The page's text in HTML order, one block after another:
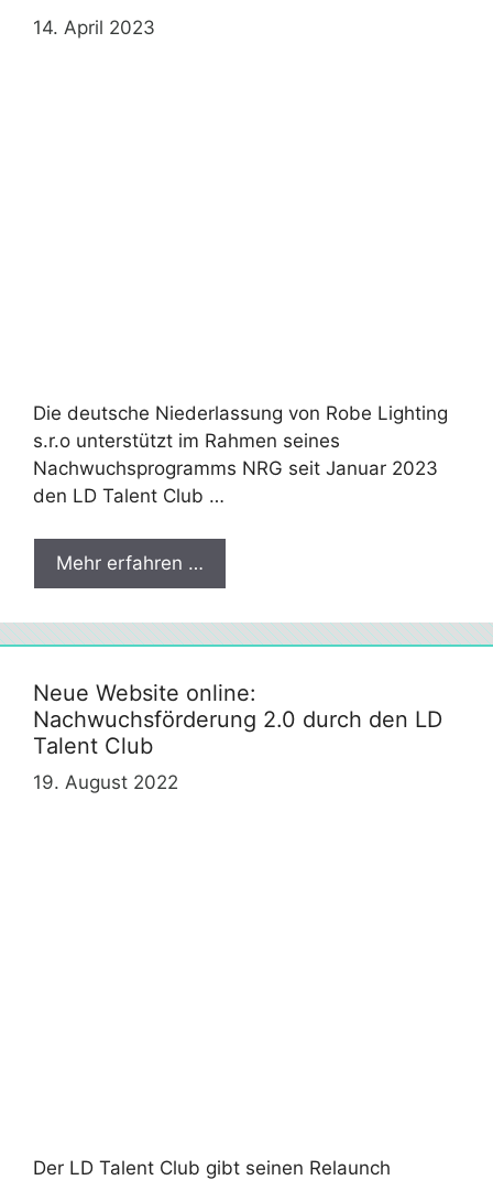
14. April 2023
Die deutsche Niederlassung von Robe Lighting
s.r.o unterstützt im Rahmen seines
Nachwuchsprogramms NRG seit Januar 2023
den LD Talent Club …
Mehr erfahren …
Neue Website online:
Nachwuchsförderung 2.0 durch den LD
Talent Club
19. August 2022
Der LD Talent Club gibt seinen Relaunch